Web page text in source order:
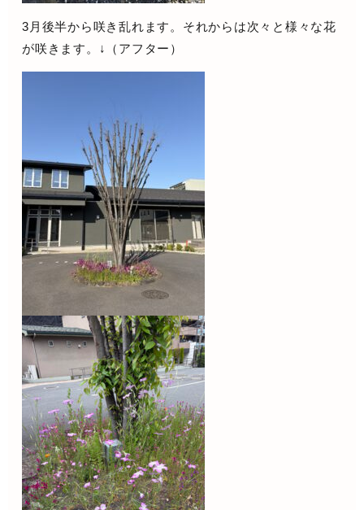
3月後半から咲き乱れます。それからは次々と様々な花
が咲きます。↓（アフター）